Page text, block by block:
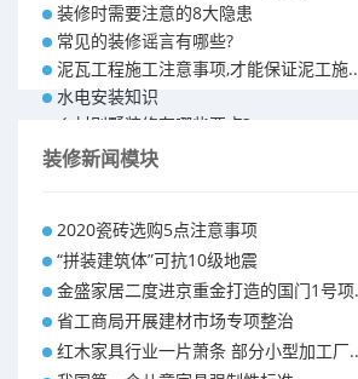
装修时需要注意的8大隐患
常见的装修谣言有哪些?
泥瓦工程施工注意事项,才能保证泥工施
水电安装知识
乡村别墅装修有哪些要点?
别墅怎样装修之装修技巧
昆明110平米装修预算 装修报价清单
昆明100平米装修多少钱
装修新闻模块
2020瓷砖选购5点注意事项
“拼装建筑体”可抗10级地震
金盛家居二度进京重金打造的国门1号项
省工商局开展建材市场专项整治
红木家具行业一片萧条 部分小型加工厂